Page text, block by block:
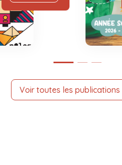
Voir toutes les publications